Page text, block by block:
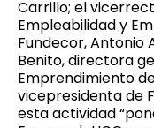
Carrillo; el
Empleabilidad y
Fundecor, Antonio
Benito, directora
Emprendimiento
vicepresidenta de
esta actividad